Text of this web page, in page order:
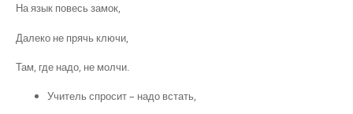
На язык повесь замок,
Далеко не прячь ключи,
Там, где надо, не молчи.
Учитель спросит – надо встать,